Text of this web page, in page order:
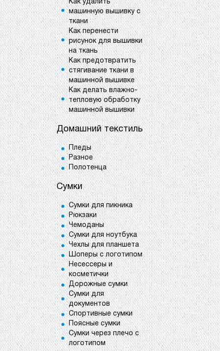
Как удалить
машинную вышивку с
ткани
Как перенести
рисунок для вышивки
на ткань
Как предотвратить
стягивание ткани в
машинной вышивке
Как делать влажно-
тепловую обработку
машинной вышивки
Домашний текстиль
Пледы
Разное
Полотенца
Сумки
Сумки для пикника
Рюкзаки
Чемоданы
Сумки для ноутбука
Чехлы для планшета
Шоперы с логотипом
Несессеры и
косметички
Дорожные сумки
Сумки для
документов
Спортивные сумки
Поясные сумки
Сумки через плечо с
логотипом